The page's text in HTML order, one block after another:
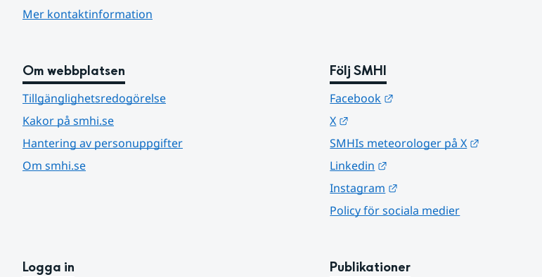
Mer kontaktinformation
Om webbplatsen
Tillgänglighetsredogörelse
Kakor på smhi.se
Hantering av personuppgifter
Om smhi.se
Följ SMHI
Facebook
X
SMHIs meteorologer på X
Linkedin
Instagram
Policy för sociala medier
Logga in Publikationer